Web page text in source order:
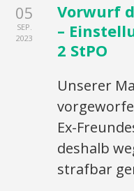
05
SEP.
2023
Vorwurf
–
2 StPO
Unserer
Ex-
deshalb
strafbar